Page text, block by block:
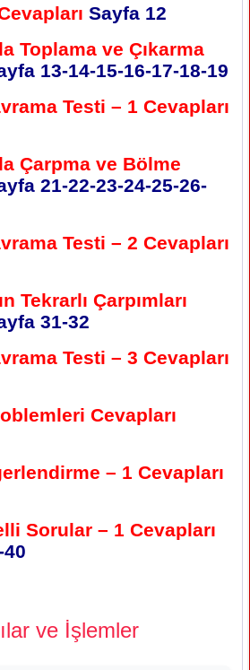
Sayfa 12
Toplama ve Çıkarma
13-14-15-16-17-18-19
Testi – 1 Cevapları
Çarpma ve Bölme
21-22-23-24-25-26-
Testi – 2 Cevapları
Tekrarlı Çarpımları
31-32
Testi – 3 Cevapları
Cevapları
– 1 Cevapları
Sorular – 1 Cevapları
ve İşlemler